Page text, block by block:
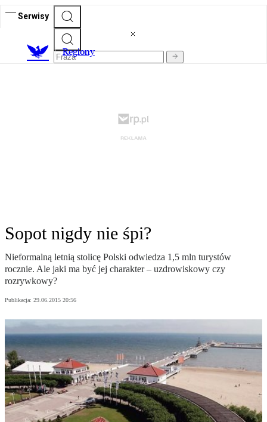
Serwisy
Regiony
Sopot nigdy nie śpi?
Nieformalną letnią stolicę Polski odwiedza 1,5 mln turystów
rocznie. Ale jaki ma być jej charakter – uzdrowiskowy czy
rozrywkowy?
Publikacja: 29.06.2015 20:56